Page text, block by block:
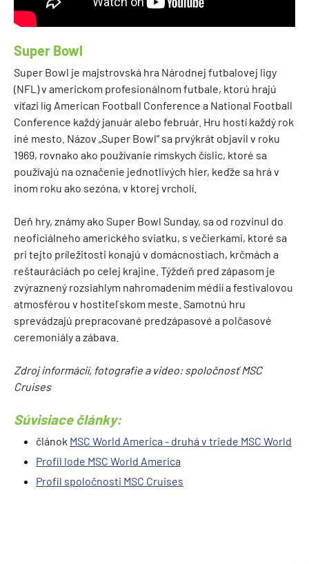
Super Bowl
Super Bowl je majstrovská hra Národnej futbalovej ligy
(NFL) v americkom profesionálnom futbale, ktorú hrajú
víťazi líg American Football Conference a National Football
Conference každý január alebo február. Hru hostí každý rok
iné mesto. Názov „Super Bowl“ sa prvýkrát objavil v roku
1969, rovnako ako používanie rímskych číslic, ktoré sa
používajú na označenie jednotlivých hier, keďže sa hrá v
inom roku ako sezóna, v ktorej vrcholí.
Deň hry, známy ako Super Bowl Sunday, sa od rozvinul do
neoficiálneho amerického sviatku, s večierkami, ktoré sa
pri tejto príležitosti konajú v domácnostiach, krčmách a
reštauráciách po celej krajine. Týždeň pred zápasom je
zvýraznený rozsiahlym nahromadením médií a festivalovou
atmosférou v hostiteľskom meste. Samotnú hru
sprevádzajú prepracované predzápasové a polčasové
ceremoniály a zábava.
Zdroj informácií, fotografie a video: spoločnosť MSC
Cruises
Súvisiace články:
článok MSC World America - druhá v triede MSC World
Profil lode MSC World America
Profil spoločnosti MSC Cruises